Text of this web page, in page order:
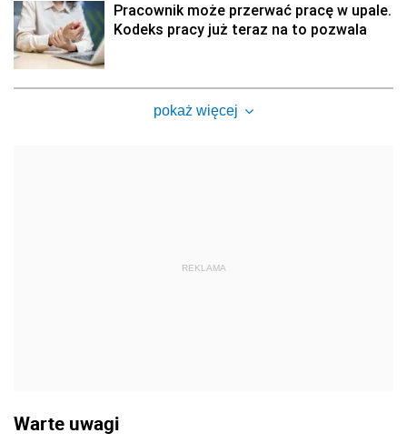
Pracownik może przerwać pracę w upale.
Kodeks pracy już teraz na to pozwala
pokaż więcej
REKLAMA
Warte uwagi